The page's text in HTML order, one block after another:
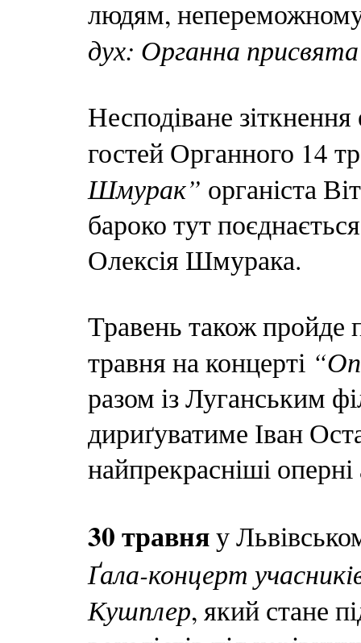
людям,
дух: Органна
Несподіване зіткнення
гостей Органного 14
Шмурак” органіста
бароко тут
Олексія Шмурака.
Травень також пройде
травня на концерті
разом із Луганським
дириґуватиме Іван
найпрекрасніші
30 травняу
Ґала-концерт
Кушплер, який стане